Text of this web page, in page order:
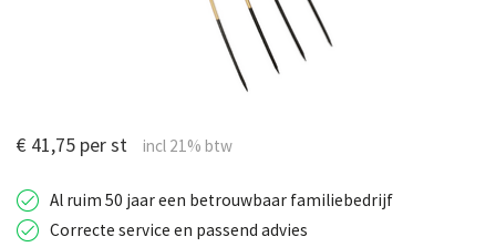
€ 41,75 per st
Al ruim 50 jaar een betrouwbaar familiebedrijf
Correcte service en passend advies